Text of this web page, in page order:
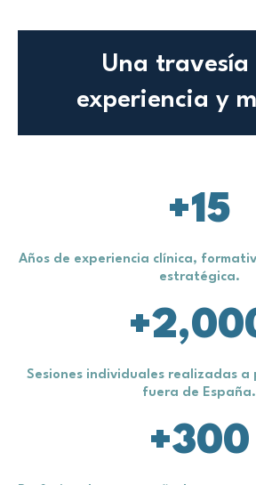
Una travesía
experiencia y
+15
Años de experiencia clínica,
estratégica.​
+
Sesiones individuales realizadas a
fuera de España.​
+300